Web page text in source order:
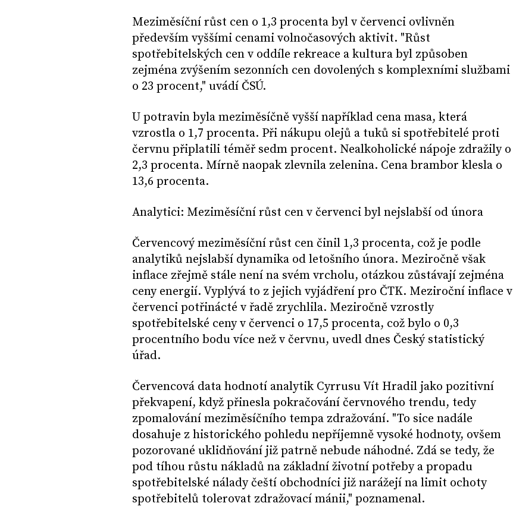
Meziměsíční růst cen o 1,3 procenta byl v červenci ovlivněn
především vyššími cenami volnočasových aktivit. "Růst
spotřebitelských cen v oddíle rekreace a kultura byl způsoben
zejména zvýšením sezonních cen dovolených s komplexními službami
o 23 procent," uvádí ČSÚ.
U potravin byla meziměsíčně vyšší například cena masa, která
vzrostla o 1,7 procenta. Při nákupu olejů a tuků si spotřebitelé proti
červnu připlatili téměř sedm procent. Nealkoholické nápoje zdražily o
2,3 procenta. Mírně naopak zlevnila zelenina. Cena brambor klesla o
13,6 procenta.
Analytici: Meziměsíční růst cen v červenci byl nejslabší od února
Červencový meziměsíční růst cen činil 1,3 procenta, což je podle
analytiků nejslabší dynamika od letošního února. Meziročně však
inflace zřejmě stále není na svém vrcholu, otázkou zůstávají zejména
ceny energií. Vyplývá to z jejich vyjádření pro ČTK. Meziroční inflace v
červenci potřinácté v řadě zrychlila. Meziročně vzrostly
spotřebitelské ceny v červenci o 17,5 procenta, což bylo o 0,3
procentního bodu více než v červnu, uvedl dnes Český statistický
úřad.
Červencová data hodnotí analytik Cyrrusu Vít Hradil jako pozitivní
překvapení, když přinesla pokračování červnového trendu, tedy
zpomalování meziměsíčního tempa zdražování. "To sice nadále
dosahuje z historického pohledu nepříjemně vysoké hodnoty, ovšem
pozorované uklidňování již patrně nebude náhodné. Zdá se tedy, že
pod tíhou růstu nákladů na základní životní potřeby a propadu
spotřebitelské nálady čeští obchodníci již narážejí na limit ochoty
spotřebitelů tolerovat zdražovací mánii," poznamenal.